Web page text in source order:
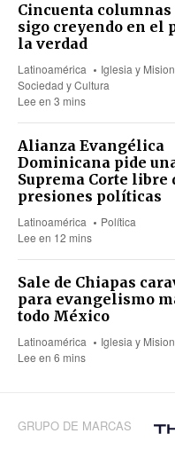
Cincuenta columnas
sigo creyendo en el
la verdad
Latinoamérica
Iglesia y
Sociedad y Cultura
Lee en 3 mins
Alianza Evangélica
Dominicana pide
Suprema Corte libre
presiones políticas
Latinoamérica
Política
Lee en 12 mins
Sale de Chiapas
para evangelismo
todo México
Latinoamérica
Iglesia y
Lee en 6 mins
GRUPO DE MARCAS